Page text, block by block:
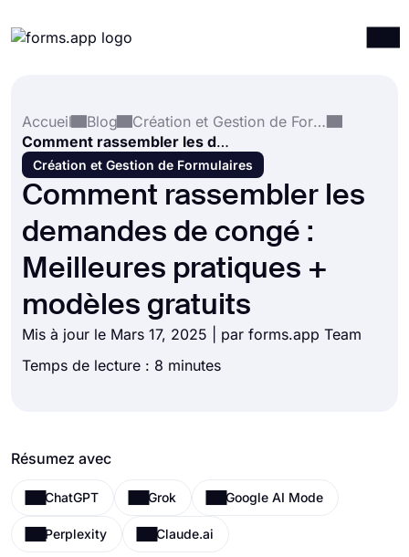
Intégrations
Modèles
Ressources
Tarification
Accueil
Blog
Création et Gestion de Formulaires
Comment rassembler les demandes de congé : Meilleures pratiques + modèles gratuits
Création et Gestion de Formulaires
Comment rassembler les
demandes de congé :
Meilleures pratiques +
modèles gratuits
Mis à jour le Mars 17, 2025 | par forms.app Team
Temps de lecture : 8 minutes
Résumez avec
ChatGPT Grok Google AI Mode
Perplexity Claude.ai